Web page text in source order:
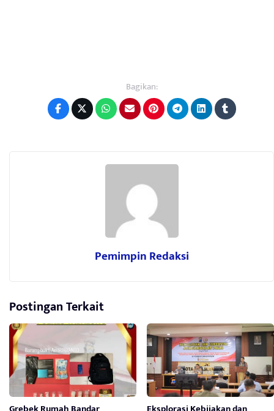
Bagikan:
Pemimpin Redaksi
Postingan Terkait